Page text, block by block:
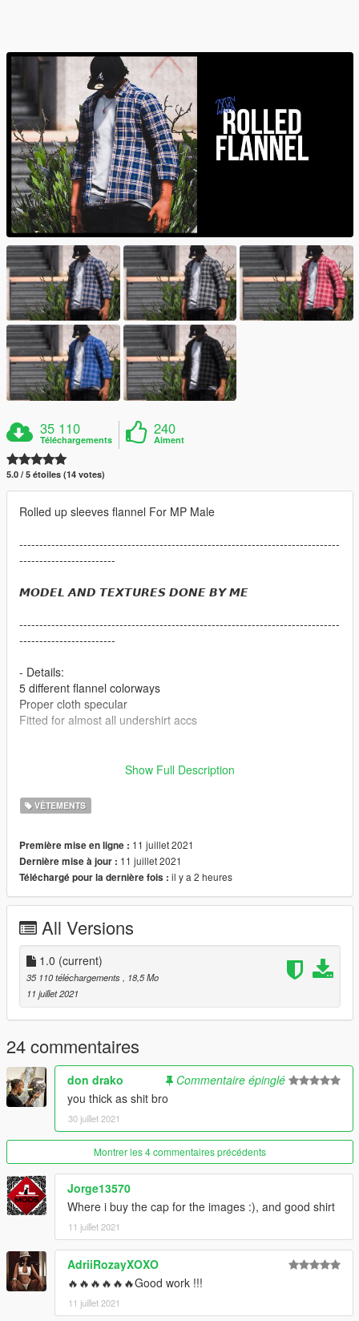
35 110
Téléchargements
240
Aiment
5.0 / 5 étoiles (14 votes)
Rolled up sleeves flannel For MP Male
--------------------------------------------------------------------------------
------------------------
𝙈𝙊𝘿𝙀𝙇 𝘼𝙉𝘿 𝙏𝙀𝙓𝙏𝙐𝙍𝙀𝙎 𝘿𝙊𝙉𝙀 𝘽𝙔 𝙈𝙀
--------------------------------------------------------------------------------
------------------------
- Details:
5 different flannel colorways
Proper cloth specular
Fitted for almost all undershirt accs
Feel free to make retextures of my flannel!
------------------------
- Installation Path
freemode-0
--------------------------------------------------------------------------------
------------------------
- Changelog:
1.0 Release
Show Full Description
VÊTEMENTS
Première mise en ligne : 11 juillet 2021
Dernière mise à jour : 11 juillet 2021
Téléchargé pour la dernière fois : il y a 2 heures
All Versions
1.0 (current)
35 110 téléchargements
, 18,5 Mo
11 juillet 2021
24 commentaires
don drako
Commentaire épinglé
you thick as shit bro
30 juillet 2021
Montrer les 4 commentaires précédents
Jorge13570
Where i buy the cap for the images :), and good shirt
11 juillet 2021
AdriiRozayXOXO
🔥🔥🔥🔥🔥🔥Good work !!!
11 juillet 2021